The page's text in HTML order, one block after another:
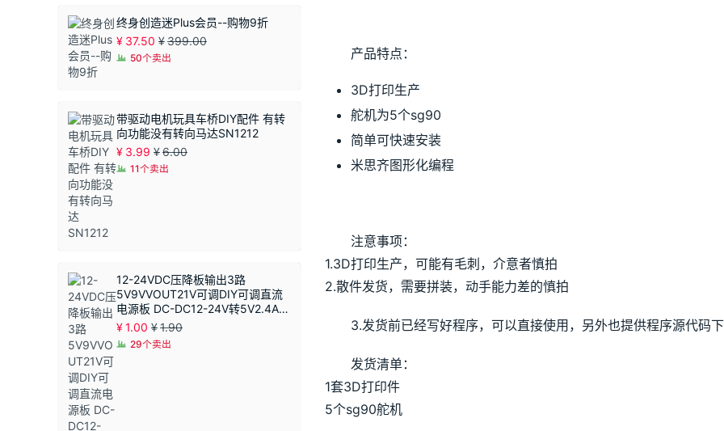
产品特点：
3D打印生产
舵机为5个sg90
简单可快速安装
米思齐图形化编程
注意事项：
1.3D打印生产，可能有毛刺，介意者慎拍
2.散件发货，需要拼装，动手能力差的慎拍
3.发货前已经写好程序，可以直接使用，另外也提供程序源代码
发货清单：
1套3D打印件
5个sg90舵机
终身创造迷Plus会员--购物9折
¥ 37.50 ¥399.00
50个卖出
带驱动电机玩具车桥DIY配件 有转
向功能没有转向马达SN1212
¥ 3.99 ¥6.00
11个卖出
12-24VDC压降板输出3路
5V9VVOUT21V可调DIY可调直流
电源板 DC-DC12-24V转5V2.4A恒
压模块 同步整流
¥1.00 ¥1.90
29个卖出